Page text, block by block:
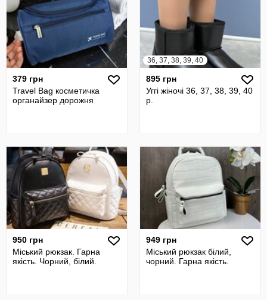
379 грн
Travel Bag косметичка
органайзер дорожня
36, 37, 38, 39, 40
895 грн
Уггі жіночі 36, 37, 38, 39, 40
р.
950 грн
Міський рюкзак. Гарна
якість. Чорний, білий.
949 грн
Міський рюкзак білий,
чорний. Гарна якість.